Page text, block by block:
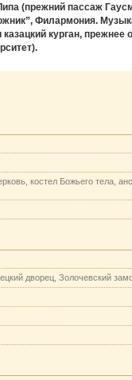
(прежний пассаж
Филармония.
курган, прежнее
костел Божьего тела,
дворец, Золочевский